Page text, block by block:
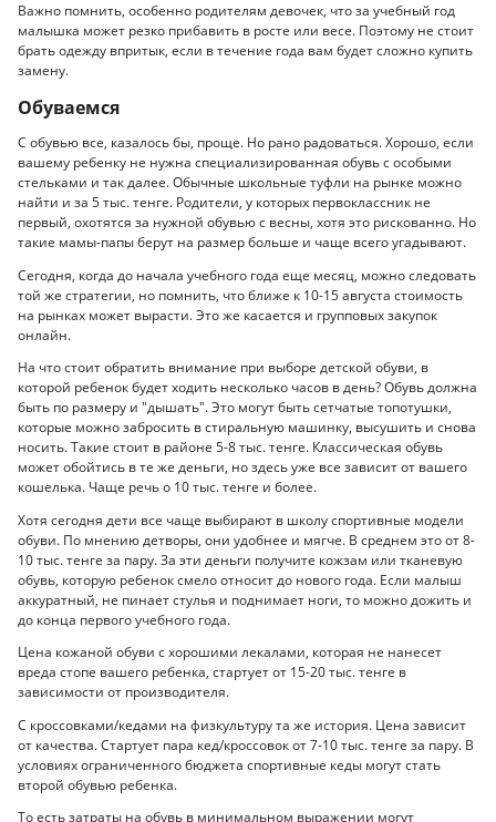
Важно помнить, особенно родителям девочек, что за учебный год
малышка может резко прибавить в росте или весе. Поэтому не стоит
брать одежду впритык, если в течение года вам будет сложно купить
замену.
Обуваемся
С обувью все, казалось бы, проще. Но рано радоваться. Хорошо, если
вашему ребенку не нужна специализированная обувь с особыми
стельками и так далее. Обычные школьные туфли на рынке можно
найти и за 5 тыс. тенге. Родители, у которых первоклассник не
первый, охотятся за нужной обувью с весны, хотя это рискованно. Но
такие мамы-папы берут на размер больше и чаще всего угадывают.
Сегодня, когда до начала учебного года еще месяц, можно следовать
той же стратегии, но помнить, что ближе к 10-15 августа стоимость
на рынках может вырасти. Это же касается и групповых закупок
онлайн.
На что стоит обратить внимание при выборе детской обуви, в
которой ребенок будет ходить несколько часов в день? Обувь должна
быть по размеру и "дышать". Это могут быть сетчатые топотушки,
которые можно забросить в стиральную машинку, высушить и снова
носить. Такие стоит в районе 5-8 тыс. тенге. Классическая обувь
может обойтись в те же деньги, но здесь уже все зависит от вашего
кошелька. Чаще речь о 10 тыс. тенге и более.
Хотя сегодня дети все чаще выбирают в школу спортивные модели
обуви. По мнению детворы, они удобнее и мягче. В среднем это от 8-
10 тыс. тенге за пару. За эти деньги получите кожзам или тканевую
обувь, которую ребенок смело относит до нового года. Если малыш
аккуратный, не пинает стулья и поднимает ноги, то можно дожить и
до конца первого учебного года.
Цена кожаной обуви с хорошими лекалами, которая не нанесет
вреда стопе вашего ребенка, стартует от 15-20 тыс. тенге в
зависимости от производителя.
С кроссовками/кедами на физкультуру та же история. Цена зависит
от качества. Стартует пара кед/кроссовок от 7-10 тыс. тенге за пару. В
условиях ограниченного бюджета спортивные кеды могут стать
второй обувью ребенка.
То есть затраты на обувь в минимальном выражении могут